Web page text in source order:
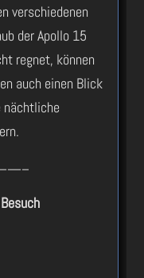
verschiedenen
der Apollo 15
regnet, können
auch einen Blick
nächtliche